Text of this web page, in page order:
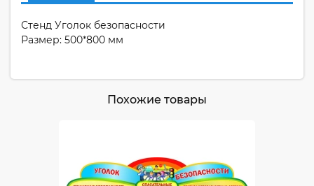
Стенд Уголок безопасности
Размер: 500*800 мм
Похожие товары